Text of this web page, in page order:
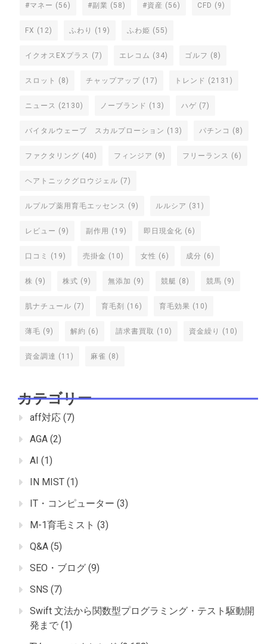
#マネー (56) #副業 (58) #資産 (56) CFD (9)
FX (12) ふわり (19) ふわ姫 (55)
イクオスEXプラス (7) エレコム (34) ゴルフ (8)
スロット (8) チャップアップ (17) トレンド (2131)
ニュース (2130) ノーブランド (13) ハゲ (7)
バイタルウェーブ スカルプローション (13) パチンコ (8)
ファクタリング (40) フィンジア (9) フリーランス (6)
ヘアトニックグロウジェル (7)
ルプルプ薬用育毛エッセンス (9) ルルシア (31)
レビュー (9) 副作用 (19) 即日現金化 (6)
口コミ (19) 売掛金 (10) 女性 (6) 成分 (6)
株 (9) 株式 (9) 無添加 (9) 競艇 (8) 競馬 (9)
肌ナチュール (7) 育毛剤 (16) 育毛効果 (10)
薄毛 (9) 解約 (6) 請求書買取 (10) 資金繰り (10)
資金調達 (11) 麻雀 (8)
カテゴリー
aff対応 (7)
AGA (2)
AI (1)
IN MIST (1)
IT・コンピューター (3)
M-1育毛ミスト (3)
Q&A (5)
SEO・ブログ (9)
SNS (7)
Swift 文法から関数型プログラミング・テスト駆動開
発まで (1)